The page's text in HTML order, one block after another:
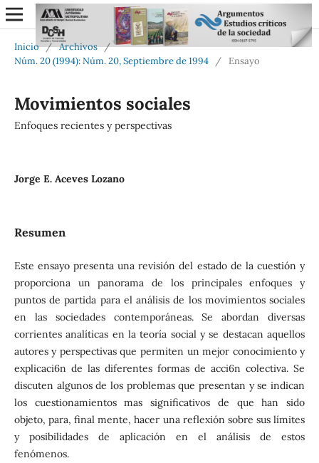
Inicio / Archivos /
Núm. 20 (1994): Núm. 20, Septiembre de 1994
/ Ensayo
Movimientos sociales
Enfoques recientes y perspectivas
Jorge E. Aceves Lozano
Resumen
Este ensayo presenta una revisión del estado de la cuestión y
proporciona un panorama de los principales enfoques y
puntos de partida para el análisis de los movimientos sociales
en las sociedades contemporáneas. Se abordan diversas
corrientes analíticas en la teoría social y se destacan aquellos
autores y perspectivas que permiten un mejor conocimiento y
explicaci6n de las diferentes formas de acci6n colectiva. Se
discuten algunos de los problemas que presentan y se indican
los cuestionamientos mas significativos de que han sido
objeto, para, final mente, hacer una reflexión sobre sus límites
y posibilidades de aplicación en el análisis de estos
fenómenos.